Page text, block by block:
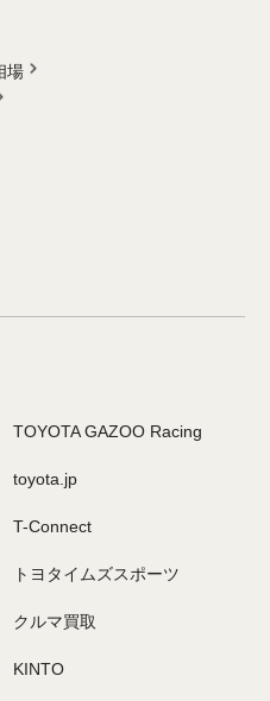
場
TOYOTA GAZOO Racing
toyota.jp
T-Connect
トヨタイムズスポーツ
クルマ買取
KINTO